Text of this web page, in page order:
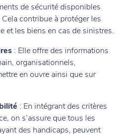
de sécurité disponibles
contribue à protéger les
et les biens en cas de sinistres.
: Elle offre des informations
organisationnels,
en ouvre ainsi que sur
: En intégrant des critères
on s’assure que tous les
des handicaps, peuvent